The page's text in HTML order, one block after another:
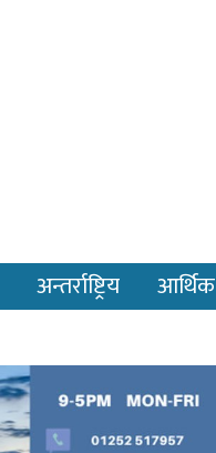
अन्तर्राष्ट्रिय आर्थिक